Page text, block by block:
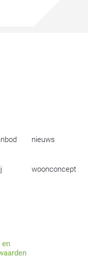
nieuws
woonconcept